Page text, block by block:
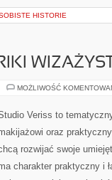
HISTORIE
MOŻLIWOŚĆ
Veriss to
oraz
rozwijać swoje
charakter praktyczny i